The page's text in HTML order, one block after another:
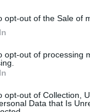
opt-out of the Sale of
opt-out of processing
opt-out of Collection,
Data that Is
💰
Με ενισχύσεις
🚗 Μεταφορική